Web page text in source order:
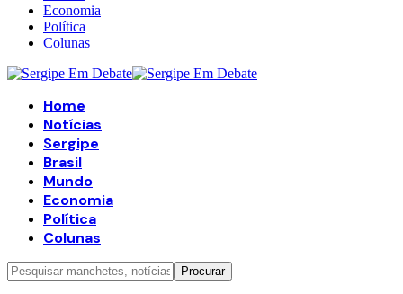
Economia
Política
Colunas
Home
Notícias
Sergipe
Brasil
Mundo
Economia
Política
Colunas